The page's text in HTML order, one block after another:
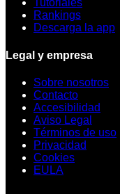
Tutoriales
Rankings
Descarga la app
Legal y empresa
Sobre nosotros
Contacto
Accesibilidad
Aviso Legal
Términos de uso
Privacidad
Cookies
EULA